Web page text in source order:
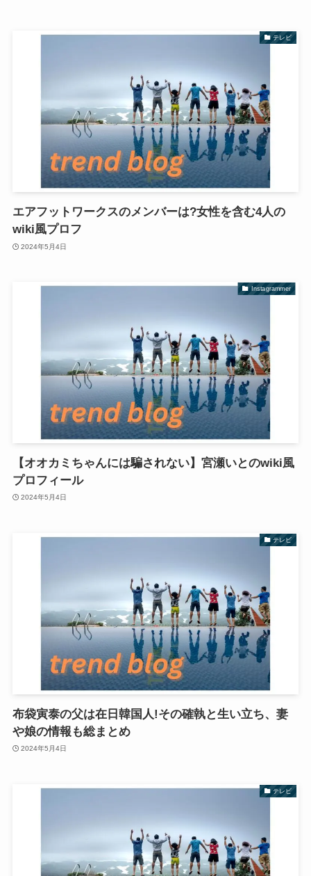
テレビ
エアフットワークスのメンバーは?女性を含む4人の
wiki風プロフ
2024年5月4日
Instagrammer
【オオカミちゃんには騙されない】宮瀬いとのwiki風
プロフィール
2024年5月4日
テレビ
布袋寅泰の父は在日韓国人!その確執と生い立ち、妻
や娘の情報も総まとめ
2024年5月4日
テレビ